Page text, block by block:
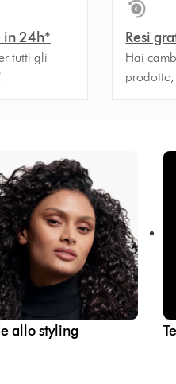
in 24h*
tutti gli
Resi
Hai
allo styling